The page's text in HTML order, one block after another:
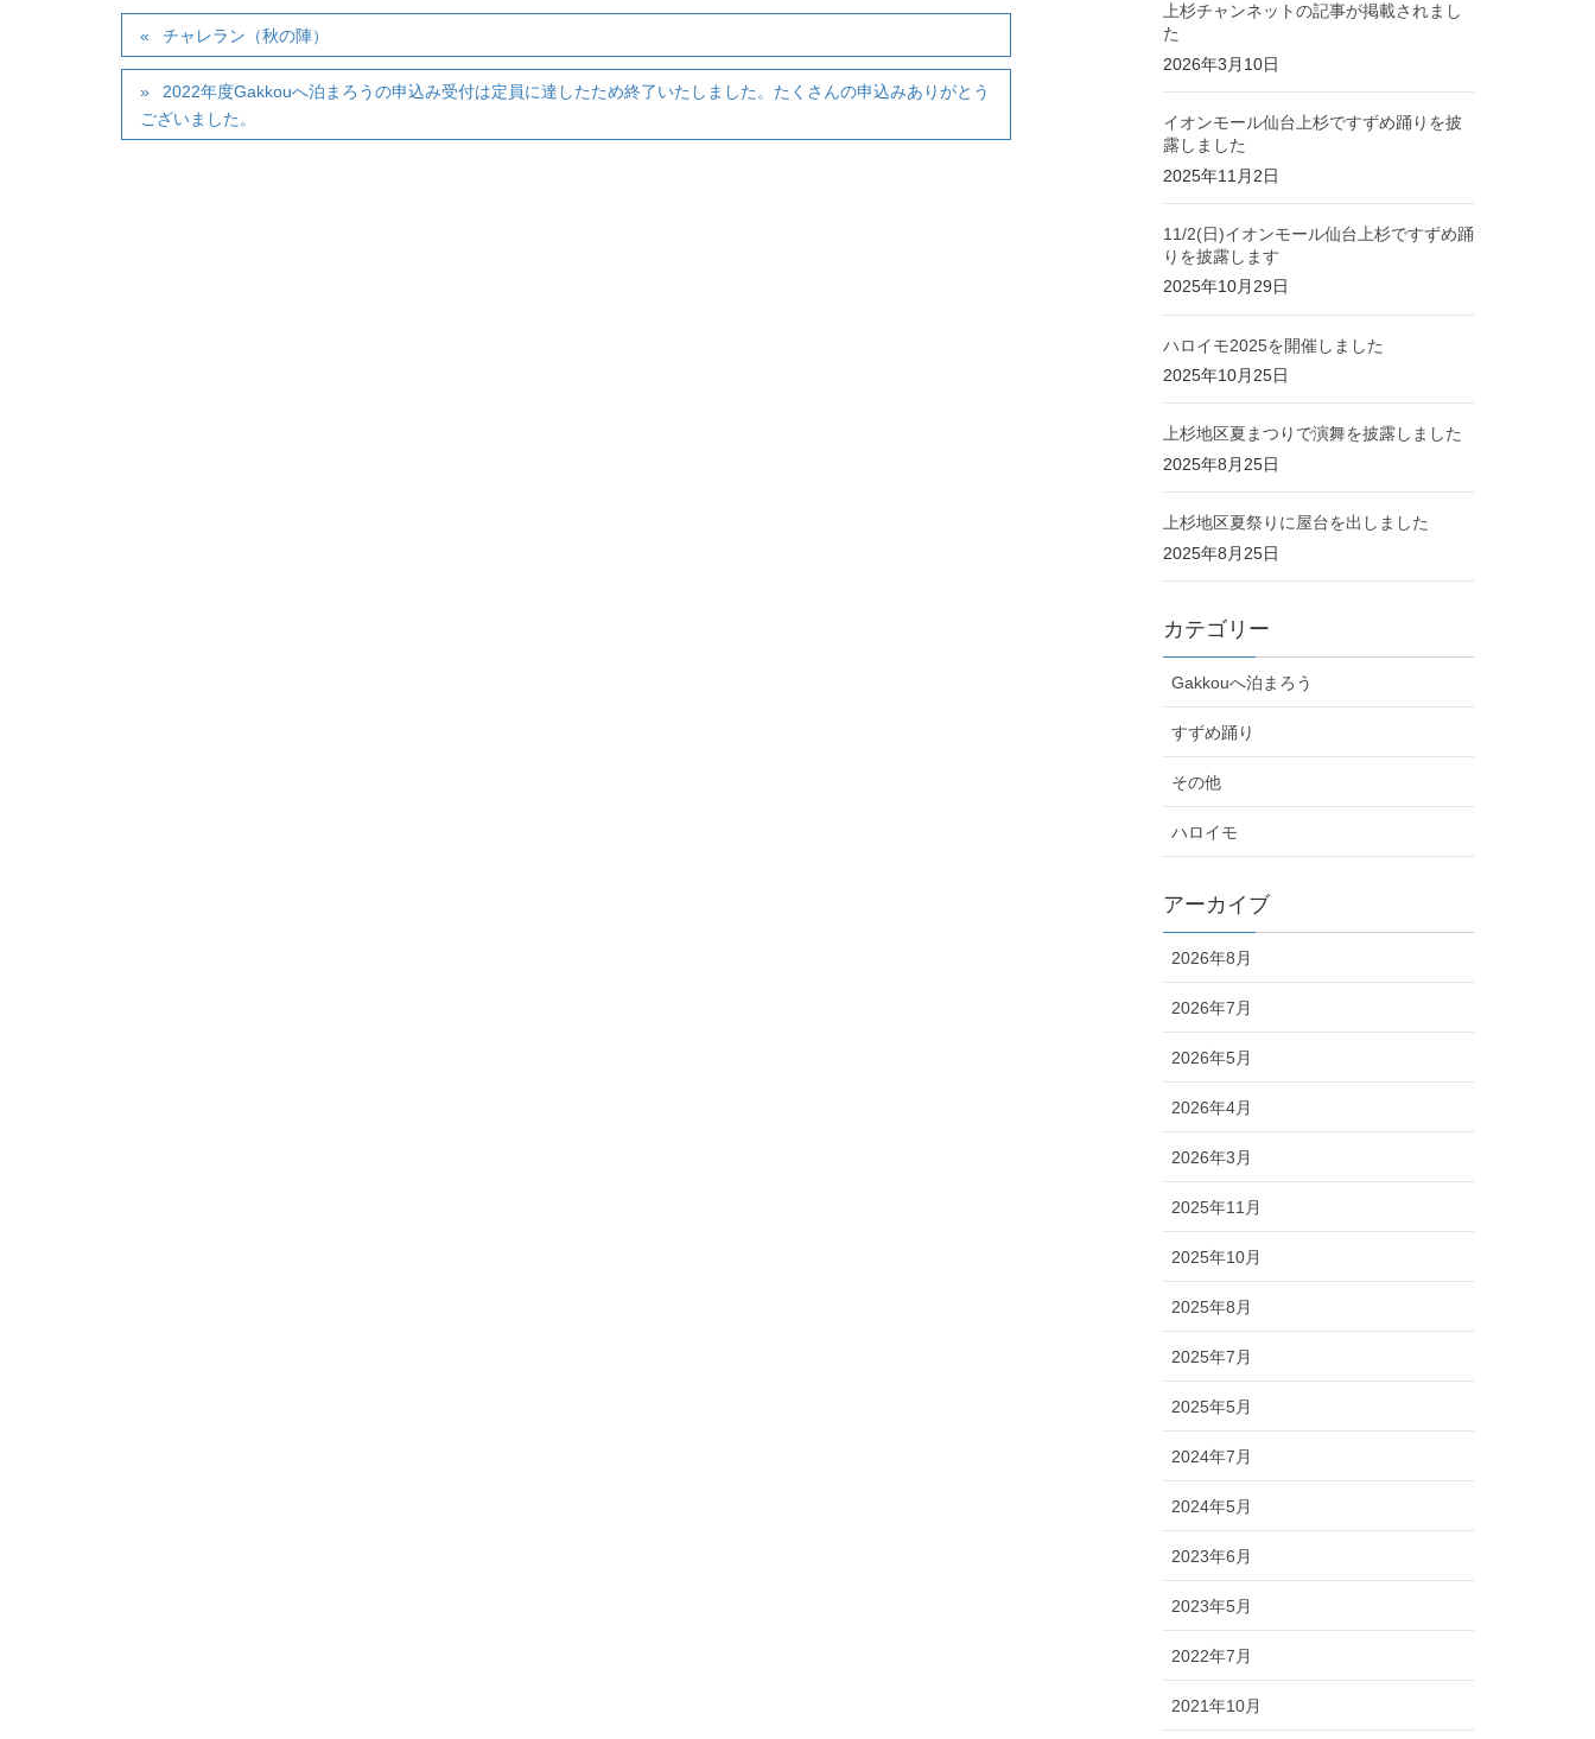
チャレラン（秋の陣）
2022年度Gakkouへ泊まろうの申込み受付は定員に達したため終了いたしました。たくさんの申込みありがとう
ございました。
上杉チャンネットの記事が掲載されまし
た
2026年3月10日
イオンモール仙台上杉ですずめ踊りを披
露しました
2025年11月2日
11/2(日)イオンモール仙台上杉ですずめ踊
りを披露します
2025年10月29日
ハロイモ2025を開催しました
2025年10月25日
上杉地区夏まつりで演舞を披露しました
2025年8月25日
上杉地区夏祭りに屋台を出しました
2025年8月25日
カテゴリー
Gakkouへ泊まろう
すずめ踊り
その他
ハロイモ
アーカイブ
2026年8月
2026年7月
2026年5月
2026年4月
2026年3月
2025年11月
2025年10月
2025年8月
2025年7月
2025年5月
2024年7月
2024年5月
2023年6月
2023年5月
2022年7月
2021年10月